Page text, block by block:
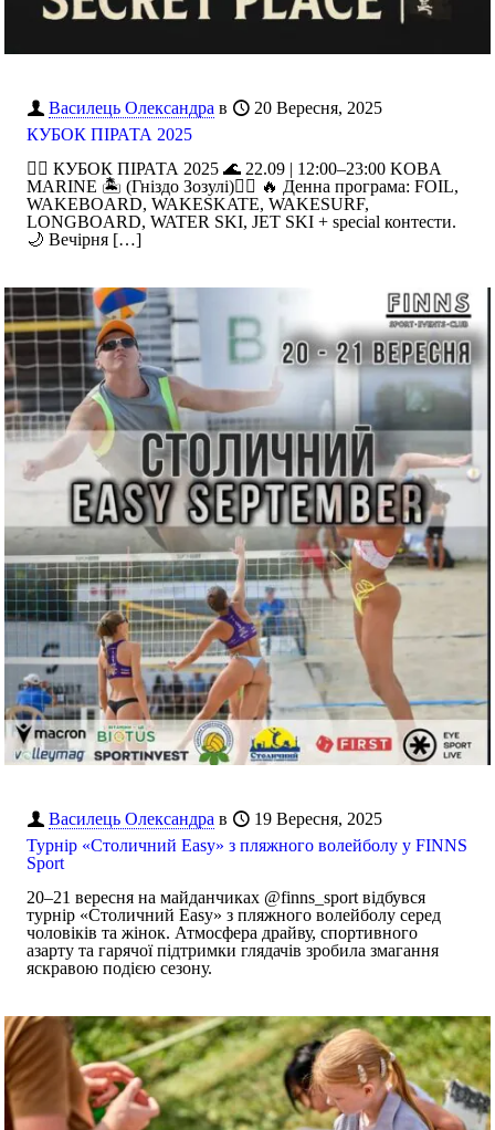
Василець Олександра в
20 Вересня, 2025
КУБОК ПІРАТА 2025
🏴‍☠️ КУБОК ПІРАТА 2025 🌊 22.09 | 12:00–23:00 KOBA
MARINE 🏝️ (Гніздо Зозулі)🏴‍☠️ 🔥 Денна програма: FOIL,
WAKEBOARD, WAKESKATE, WAKESURF,
LONGBOARD, WATER SKI, JET SKI + special контести.
🌙 Вечірня […]
Василець Олександра в
19 Вересня, 2025
Турнір «Столичний Easy» з пляжного волейболу у FINNS
Sport
20–21 вересня на майданчиках @finns_sport відбувся
турнір «Столичний Easy» з пляжного волейболу серед
чоловіків та жінок. Атмосфера драйву, спортивного
азарту та гарячої підтримки глядачів зробила змагання
яскравою подією сезону.